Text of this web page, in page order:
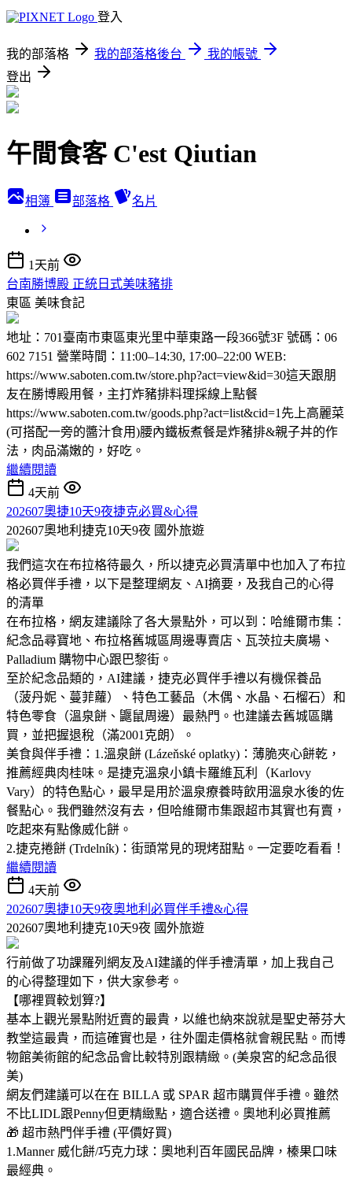
登入
我的部落格 我的部落格後台
我的帳號
登出
午間食客 C'est Qiutian
相簿 部落格 名片
1天前
台南勝博殿 正統日式美味豬排
東區 美味食記
地址：701臺南市東區東光里中華東路一段366號3F 號碼：06
602 7151 營業時間：11:00–14:30, 17:00–22:00 WEB:
https://www.saboten.com.tw/store.php?act=view&id=30這天跟朋
友在勝博殿用餐，主打炸豬排料理採線上點餐
https://www.saboten.com.tw/goods.php?act=list&cid=1先上高麗菜
(可搭配一旁的醬汁食用)腰內鐵板煮餐是炸豬排&親子丼的作
法，肉品滿嫩的，好吃。
繼續閱讀
4天前
202607奧捷10天9夜捷克必買&心得
202607奧地利捷克10天9夜 國外旅遊
我們這次在布拉格待最久，所以捷克必買清單中也加入了布拉
格必買伴手禮，以下是整理網友、AI摘要，及我自己的心得
的清單
在布拉格，網友建議除了各大景點外，可以到：哈維爾市集：
紀念品尋寶地、布拉格舊城區周邊專賣店、瓦茨拉夫廣場、
Palladium 購物中心跟巴黎街。
至於紀念品類的，AI建議，捷克必買伴手禮以有機保養品
（菠丹妮、蔓菲蘿）、特色工藝品（木偶、水晶、石榴石）和
特色零食（溫泉餅、鼴鼠周邊）最熱門。也建議去舊城區購
買，並把握退稅（滿2001克朗）。
美食與伴手禮：1.溫泉餅 (Lázeňské oplatky)：薄脆夾心餅乾，
推薦經典肉桂味。是捷克溫泉小鎮卡羅維瓦利（Karlovy
Vary）的特色點心，最早是用於溫泉療養時飲用溫泉水後的佐
餐點心。我們雖然沒有去，但哈維爾市集跟超市其實也有賣，
吃起來有點像威化餅。
2.捷克捲餅 (Trdelník)：街頭常見的現烤甜點。一定要吃看看！
繼續閱讀
4天前
202607奧捷10天9夜奧地利必買伴手禮&心得
202607奧地利捷克10天9夜 國外旅遊
行前做了功課羅列網友及AI建議的伴手禮清單，加上我自己
的心得整理如下，供大家參考。
【哪裡買較划算?】
基本上觀光景點附近賣的最貴，以維也納來說就是聖史蒂芬大
教堂這最貴，而這確實也是，往外圍走價格就會親民點。而博
物館美術館的紀念品會比較特別跟精緻。(美泉宮的紀念品很
美)
網友們建議可以在在 BILLA 或 SPAR 超市購買伴手禮。雖然
不比LIDL跟Penny但更精緻點，適合送禮。奧地利必買推薦
🎁 超市熱門伴手禮 (平價好買)
1.Manner 威化餅/巧克力球：奧地利百年國民品牌，榛果口味
最經典。